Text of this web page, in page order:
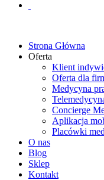
Strona Główna
Oferta
Klient
Oferta dla
Medycyna
Concierge
Aplikacja
Placówki
O nas
Blog
Sklep
Kontakt